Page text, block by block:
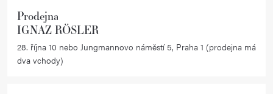
Prodejna
IGNAZ RÖSLER
28. října 10 nebo Jungmannovo náměstí 5, Praha 1 (prodejna má
dva vchody)